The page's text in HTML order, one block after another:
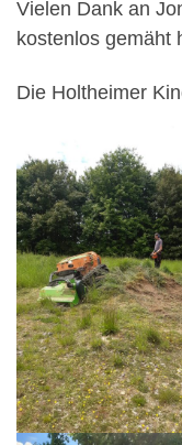
Vielen Dank an
kostenlos gemäht
Die Holtheimer